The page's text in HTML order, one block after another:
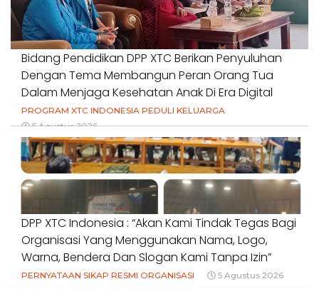
Bidang Pendidikan DPP XTC Berikan Penyuluhan
Dengan Tema Membangun Peran Orang Tua
Dalam Menjaga Kesehatan Anak Di Era Digital
PROGRAM XTC INDONESIA PEDULI KELUARGA
5 Agustus 2026
DPP XTC Indonesia : “Akan Kami Tindak Tegas Bagi
Organisasi Yang Menggunakan Nama, Logo,
Warna, Bendera Dan Slogan Kami Tanpa Izin”
PERNYATAAN SIKAP RESMI ORGANISASI 5 Agustus 2026